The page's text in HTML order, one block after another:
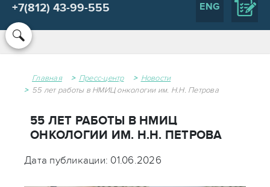
+7(812) 43-99-555 ENG
Главная Пресс-центр
Новости
55 лет работы в НМИЦ онкологии им. Н.Н. Петрова
55 ЛЕТ РАБОТЫ В НМИЦ
ОНКОЛОГИИ ИМ. Н.Н. ПЕТРОВА
Дата публикации: 01.06.2026